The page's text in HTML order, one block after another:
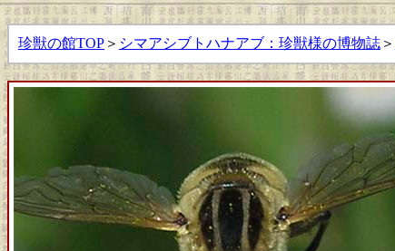
珍獣の館TOP ＞ シマアシブトハナアブ：珍獣様の博物誌 ＞